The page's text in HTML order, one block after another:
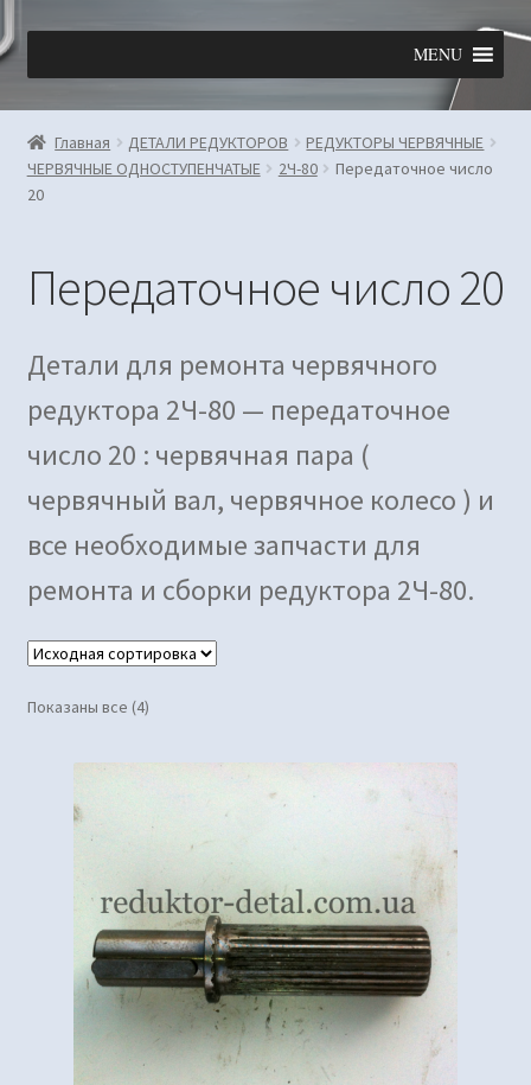
к
к
MENU
Главная ДЕТАЛИ РЕДУКТОРОВ
РЕДУКТОРЫ ЧЕРВЯЧНЫЕ
ЧЕРВЯЧНЫЕ ОДНОСТУПЕНЧАТЫЕ
2Ч-80
Передаточное число
20
Передаточное число 20
Детали для ремонта червячного
редуктора 2Ч-80 — передаточное
число 20 : червячная пара (
червячный вал, червячное колесо ) и
все необходимые запчасти для
ремонта и сборки редуктора 2Ч-80.
Показаны все (4)